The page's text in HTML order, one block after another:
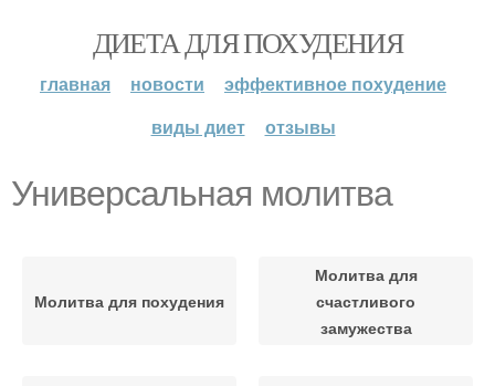
ДИЕТА ДЛЯ ПОХУДЕНИЯ
главная новости
эффективное похудение
виды диет
отзывы
Универсальная молитва
Молитва для похудения
Молитва для
счастливого
замужества